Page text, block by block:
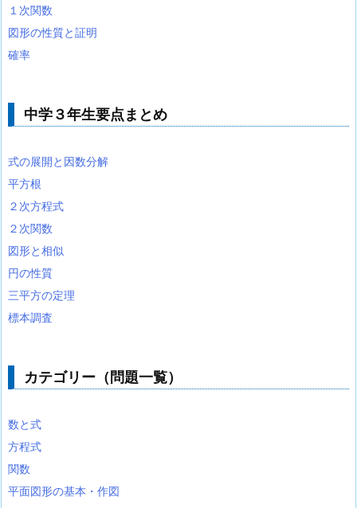
１次関数
図形の性質と証明
確率
中学３年生要点まとめ
式の展開と因数分解
平方根
２次方程式
２次関数
図形と相似
円の性質
三平方の定理
標本調査
カテゴリー（問題一覧）
数と式
方程式
関数
平面図形の基本・作図